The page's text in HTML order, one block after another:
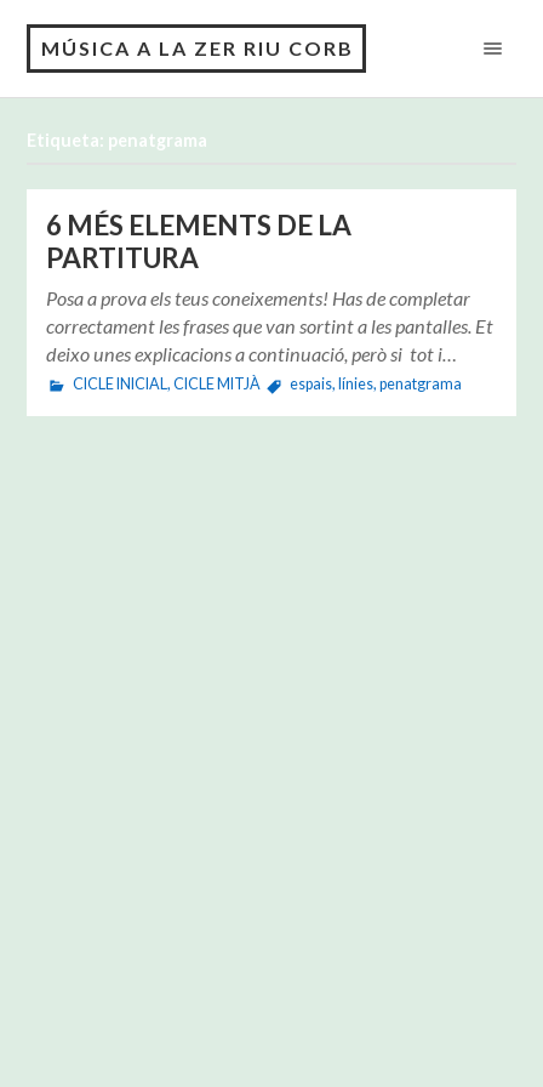
MÚSICA A LA ZER RIU CORB
Etiqueta: penatgrama
6 MÉS ELEMENTS DE LA
PARTITURA
Posa a prova els teus coneixements! Has de completar
correctament les frases que van sortint a les pantalles. Et
deixo unes explicacions a continuació, però si tot i…
CICLE INICIAL, CICLE MITJÀ espais, línies, penatgrama